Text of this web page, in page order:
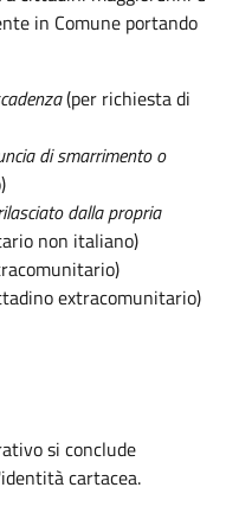
in Comune portando
(per richiesta di
di smarrimento o
dalla propria
non italiano)
extracomunitario)
si conclude
cartacea.